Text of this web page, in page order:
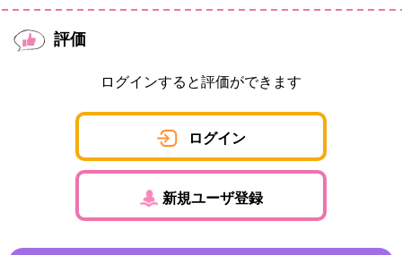
評価
ログインすると評価ができます
ログイン
新規ユーザ登録